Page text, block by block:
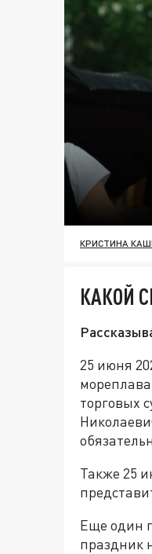
КРИСТИНА
КАКОЙ
25 июня
торговых
Также 25
Еще один
праздник